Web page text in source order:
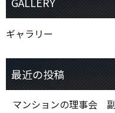
ギャラリー
マンションの理事会